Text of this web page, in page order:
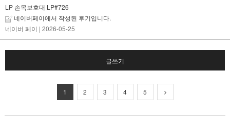
LP 손목보호대 LP#726
네이버페이에서 작성된 후기입니다.
네이버 페이 | 2026-05-25
글쓰기
1 2 3 4 5